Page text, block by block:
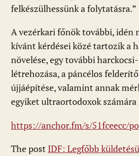
felkészülhessünk a folytatásra.”
A vezérkari főnök további, idén
kívánt kérdései közé tartozik a
növelése, egy további
létrehozása, a páncélos
újjáépítése, valamint annak
egyiket ultraortodoxok számára
https://anchor.fm/s/51fceecc/
The post IDF: Legfőbb